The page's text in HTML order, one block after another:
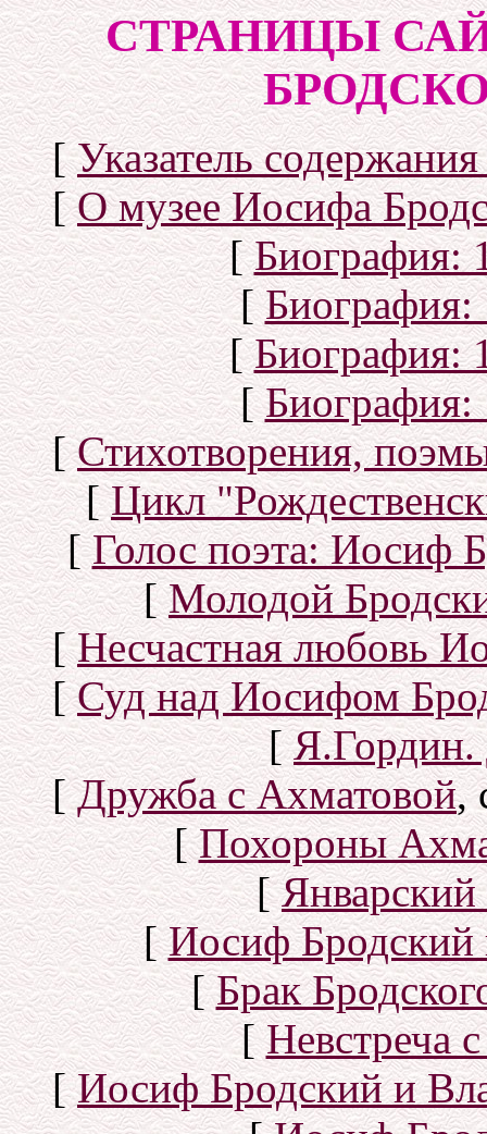
СТРАНИЦЫ
[Указатель
[О музее Иосифа
[Биография:
[Биография:
[Биография:
[Биография:
[Стихотворения,
[Цикл
[Голос поэта: Иосиф
[Молодой
[Несчастная любовь
[Суд над Иосифом
[Я.Гордин.
[Дружба с Ахматовой,
[Похороны
[Январский
[Иосиф Бродский
[Брак
[Невстреча
[Иосиф Бродский и